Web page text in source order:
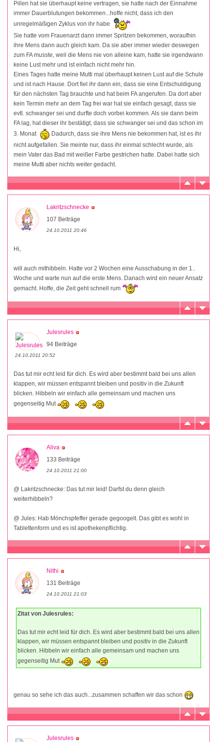
Pillen hat sie überhaupt keine vertragen, sie hatte nach der Einnahme
immer Dauerblutungen bekommen...hoffe nicht, dass ich den
unregelmäßigen Zyklus von ihr habe
Sie hatte vom Frauenarzt dann immer Spritzen bekommen, woraufhin
ihre Mens dann auch gleich kam. Da sie aber immer wieder deswegen
zum FA musste, weil die Mens nie von alleine kam, hatte sie irgendwann
keine Lust mehr und ist einfach nicht mehr hin.
Eines Tages hatte meine Mutti mal überhaupt keinen Lust auf die Schule
und ist nach Hause. Dort fiel ihr dann ein, dass sie eine Entschuldigung
für den nächsten Tag brauchte und hat beim FA angerufen. Da dort aber
kein Termin mehr an dem Tag frei war hat sie einfach gesagt, dass sie
evtl. schwanger sei und durfte doch vorbei kommen. Als sie dann beim
FA lag, hat dieser ihr bestätigt, dass sie schwanger sei und das schon im
3. Monat
Dadurch, dass sie ihre Mens nie bekommen hat, ist es ihr
nicht aufgefallen. Sie meinte nur, dass ihr einmal schlecht wurde, als
mein Vater das Bad mit weißer Farbe gestrichen hatte. Dabei hatte sich
meine Mutti aber nichts weiter gedacht.
Lakritzschnecke
107 Beiträge
24.10.2011 20:46
Hi,
will auch mithibbeln. Hatte vor 2 Wochen eine Ausschabung in der 1..
Woche und warte nun auf die erste Mens. Danach wird ein neuer Ansatz
gemacht. Hoffe, die Zeit geht schnell rum
Julesrules
94 Beiträge
24.10.2011 20:52
Das tut mir echt leid für dich. Es wird aber bestimmt bald bei uns allen
klappen, wir müssen entspannt bleiben und positiv in die Zukunft
blicken. Hibbeln wir einfach alle gemeinsam und machen uns
gegenseitig Mut
Aliva
133 Beiträge
24.10.2011 21:00
@ Lakritzschnecke: Das tut mir leid! Darfst du denn gleich
weiterhibbeln?
@ Jules: Hab Mönchspfeffer gerade gegoogelt. Das gibt es wohl in
Tablettenform und es ist apothekenpflichtig.
Nithi
131 Beiträge
24.10.2011 21:03
Zitat von Julesrules:
Das tut mir echt leid für dich. Es wird aber bestimmt bald bei uns allen
klappen, wir müssen entspannt bleiben und positiv in die Zukunft
blicken. Hibbeln wir einfach alle gemeinsam und machen uns
gegenseitig Mut
genau so sehe ich das auch...zusammen schaffen wir das schon
Julesrules